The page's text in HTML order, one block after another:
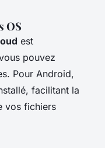
OS
est
pouvez
Pour Android,
facilitant la
vos fichiers